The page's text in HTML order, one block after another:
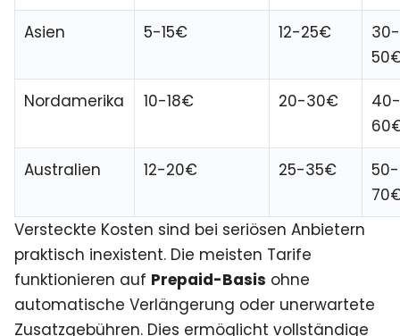
Asien 5-15€ 12-25€
30-
Nordamerika 10-18€ 20-30€
Australien 12-20€ 25-35€
50-
Versteckte Kosten sind bei seriösen Anbietern
praktisch inexistent. Die meisten Tarife
funktionieren auf Prepaid-Basis ohne
automatische Verlängerung oder unerwartete
Zusatzgebühren. Dies ermöglicht vollständige